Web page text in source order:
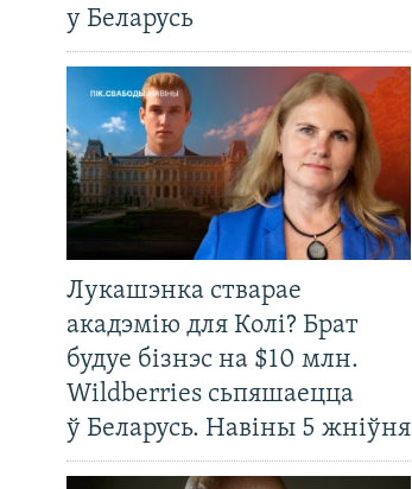
у Беларусь
Лукашэнка стварае
акадэмію для Колі? Брат
будуе бізнэс на $10 млн.
Wildberries сьпяшаецца
ў Беларусь. Навіны 5 жніўня